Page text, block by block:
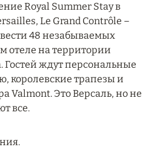
ПРЕДЛОЖЕНИЕ ОТ Á
ПО ОТЕЛЮ WALDORF
ITHAAFUSHI, МАЛЬДИВЫ
Royal Summer Stay в
Le Grand Contrôle –
48 незабываемых
отеле на территории
Гостей ждут персональные
королевские трапезы и
Valmont. Это Версаль, но не
все.